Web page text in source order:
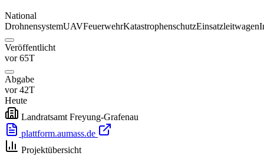
National
DrohnensystemUAVFeuerwehrKatastrophenschutzEinsatzleitwagen
Veröffentlicht
vor 65T
Abgabe
vor 42T
Heute
Landratsamt Freyung-Grafenau
plattform.aumass.de
Projektübersicht